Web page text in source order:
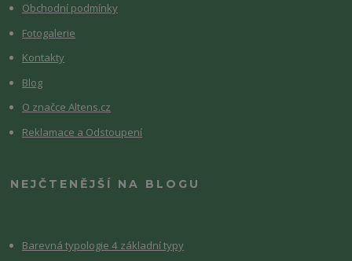
Obchodní podmínky
Fotogalerie
Kontakty
Blog
O značce Altens.cz
Reklamace a Odstoupení
NEJČTENĚJŠÍ NA BLOGU
Barevná typologie 4 základní typy